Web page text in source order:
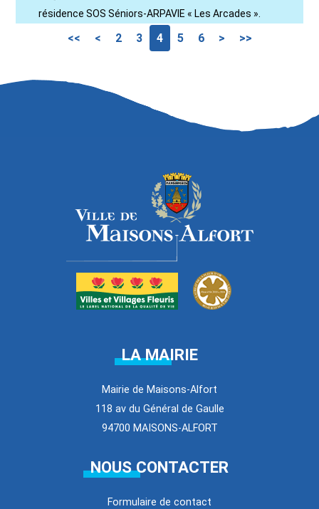
résidence SOS Séniors-ARPAVIE « Les Arcades ».
<< < 2 3 4 5 6 > >>
LA MAIRIE
Mairie de Maisons-Alfort
118 av du Général de Gaulle
94700 MAISONS-ALFORT
NOUS CONTACTER
Formulaire de contact